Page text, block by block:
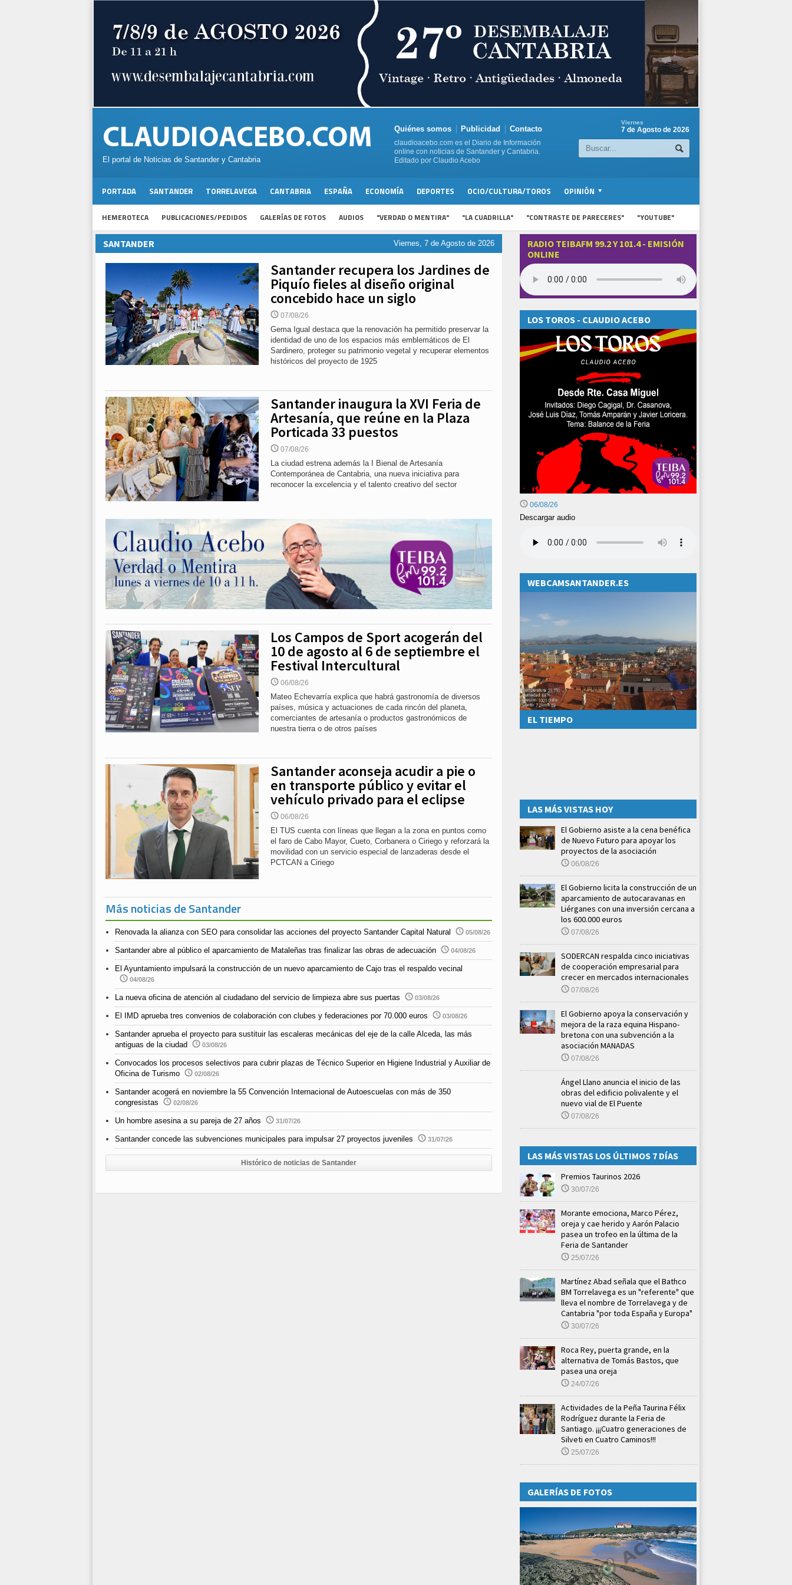
El portal de Noticias de Santander y Cantabria
Quiénes somos Publicidad Contacto
claudioacebo.com es el Diario de Información
online con noticias de Santander y Cantabria.
Editado por Claudio Acebo
Viernes
7 de Agosto de 2026
PORTADA SANTANDER TORRELAVEGA CANTABRIA ESPAÑA ECONOMÍA DEPORTES OCIO/CULTURA/TOROS OPINIÓN
HEMEROTECA PUBLICACIONES/PEDIDOS GALERÍAS DE FOTOS AUDIOS "VERDAD O MENTIRA" "LA CUADRILLA" "CONTRASTE DE PARECERES" "YOUTUBE"
Viernes, 7 de Agosto de 2026
SANTANDER
Santander recupera los Jardines de
Piquío fieles al diseño original
concebido hace un siglo
07/08/26
Gema Igual destaca que la renovación ha permitido preservar la
identidad de uno de los espacios más emblemáticos de El
Sardinero, proteger su patrimonio vegetal y recuperar elementos
históricos del proyecto de 1925
Santander inaugura la XVI Feria de
Artesanía, que reúne en la Plaza
Porticada 33 puestos
07/08/26
La ciudad estrena además la I Bienal de Artesanía
Contemporánea de Cantabria, una nueva iniciativa para
reconocer la excelencia y el talento creativo del sector
Los Campos de Sport acogerán del
10 de agosto al 6 de septiembre el
Festival Intercultural
06/08/26
Mateo Echevarría explica que habrá gastronomía de diversos
países, música y actuaciones de cada rincón del planeta,
comerciantes de artesanía o productos gastronómicos de
nuestra tierra o de otros países
Santander aconseja acudir a pie o
en transporte público y evitar el
vehículo privado para el eclipse
06/08/26
El TUS cuenta con líneas que llegan a la zona en puntos como
el faro de Cabo Mayor, Cueto, Corbanera o Ciriego y reforzará la
movilidad con un servicio especial de lanzaderas desde el
PCTCAN a Ciriego
Más noticias de Santander
Renovada la alianza con SEO para consolidar las acciones del proyecto Santander Capital Natural 05/08/26
Santander abre al público el aparcamiento de Mataleñas tras finalizar las obras de adecuación 04/08/26
El Ayuntamiento impulsará la construcción de un nuevo aparcamiento de Cajo tras el respaldo vecinal
04/08/26
La nueva oficina de atención al ciudadano del servicio de limpieza abre sus puertas 03/08/26
El IMD aprueba tres convenios de colaboración con clubes y federaciones por 70.000 euros 03/08/26
Santander aprueba el proyecto para sustituir las escaleras mecánicas del eje de la calle Alceda, las más
antiguas de la ciudad
03/08/26
Convocados los procesos selectivos para cubrir plazas de Técnico Superior en Higiene Industrial y Auxiliar de
Oficina de Turismo
02/08/26
Santander acogerá en noviembre la 55 Convención Internacional de Autoescuelas con más de 350
congresistas
02/08/26
Un hombre asesina a su pareja de 27 años 31/07/26
Santander concede las subvenciones municipales para impulsar 27 proyectos juveniles 31/07/26
Histórico de noticias de Santander
RADIO TEIBAFM 99.2 Y 101.4 - EMISIÓN
ONLINE
LOS TOROS - CLAUDIO ACEBO
06/08/26
Descargar audio
WEBCAMSANTANDER.ES
EL TIEMPO
LAS MÁS VISTAS HOY
El Gobierno asiste a la cena benéfica
de Nuevo Futuro para apoyar los
proyectos de la asociación
06/08/26
El Gobierno licita la construcción de un
aparcamiento de autocaravanas en
Liérganes con una inversión cercana a
los 600.000 euros
07/08/26
SODERCAN respalda cinco iniciativas
de cooperación empresarial para
crecer en mercados internacionales
07/08/26
El Gobierno apoya la conservación y
mejora de la raza equina Hispano-
bretona con una subvención a la
asociación MANADAS
07/08/26
Ángel Llano anuncia el inicio de las
obras del edificio polivalente y el
nuevo vial de El Puente
07/08/26
LAS MÁS VISTAS LOS ÚLTIMOS 7 DÍAS
Premios Taurinos 2026
30/07/26
Morante emociona, Marco Pérez,
oreja y cae herido y Aarón Palacio
pasea un trofeo en la última de la
Feria de Santander
25/07/26
Martínez Abad señala que el Bathco
BM Torrelavega es un "referente" que
lleva el nombre de Torrelavega y de
Cantabria "por toda España y Europa"
30/07/26
Roca Rey, puerta grande, en la
alternativa de Tomás Bastos, que
pasea una oreja
24/07/26
Actividades de la Peña Taurina Félix
Rodríguez durante la Feria de
Santiago. ¡¡¡Cuatro generaciones de
Silveti en Cuatro Caminos!!!
25/07/26
GALERÍAS DE FOTOS